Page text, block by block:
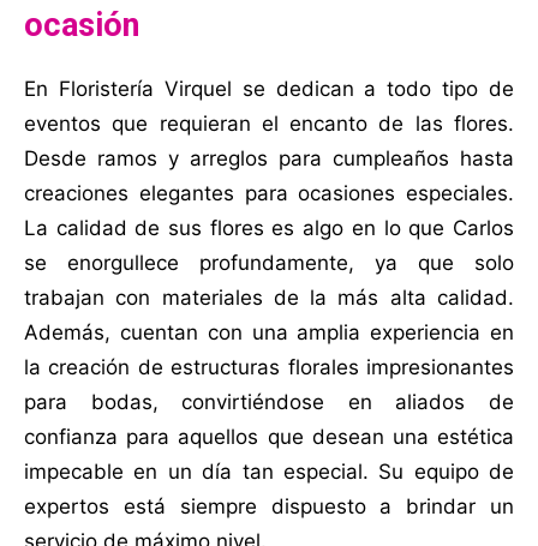
ocasión
En Floristería Virquel se dedican a todo tipo de
eventos que requieran el encanto de las flores.
Desde ramos y arreglos para cumpleaños hasta
creaciones elegantes para ocasiones especiales.
La calidad de sus flores es algo en lo que Carlos
se enorgullece profundamente, ya que solo
trabajan con materiales de la más alta calidad.
Además, cuentan con una amplia experiencia en
la creación de estructuras florales impresionantes
para bodas, convirtiéndose en aliados de
confianza para aquellos que desean una estética
impecable en un día tan especial. Su equipo de
expertos está siempre dispuesto a brindar un
servicio de máximo nivel.